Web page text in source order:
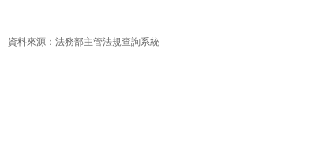
資料來源：法務部主管法規查詢系統